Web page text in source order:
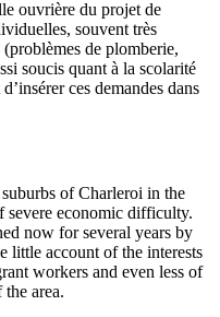
ouvrière du projet de
souvent très
de plomberie,
soucis quant à la scolarité
ces demandes dans
of Charleroi in the
severe economic difficulty.
now for several years by
little account of the interests
workers and even less of
area.